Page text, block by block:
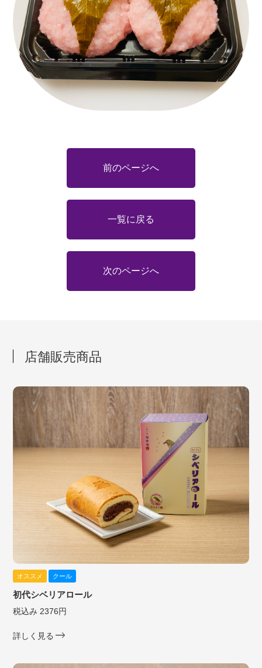
前のページへ
一覧に戻る
次のページへ
店舗販売商品
オススメ クール
初代シベリアロール
税込み 2376円
詳しく見る